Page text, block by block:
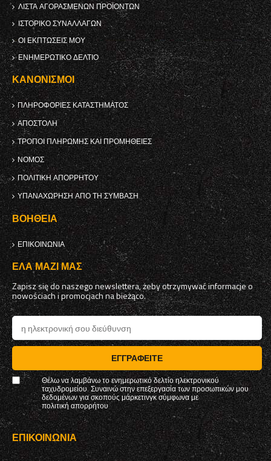
ΛΊΣΤΑ ΑΓΟΡΑΣΜΈΝΩΝ ΠΡΟΪΌΝΤΩΝ
ΙΣΤΟΡΙΚΌ ΣΥΝΑΛΛΑΓΏΝ
ΟΙ ΕΚΠΤΏΣΕΙΣ ΜΟΥ
ΕΝΗΜΕΡΩΤΙΚΌ ΔΕΛΤΊΟ
ΚΑΝΟΝΙΣΜΟΊ
ΠΛΗΡΟΦΟΡΊΕΣ ΚΑΤΑΣΤΉΜΑΤΟΣ
ΑΠΟΣΤΟΛΉ
ΤΡΌΠΟΙ ΠΛΗΡΩΜΉΣ ΚΑΙ ΠΡΟΜΉΘΕΙΕΣ
ΝΌΜΟΣ
ΠΟΛΙΤΙΚΉ ΑΠΟΡΡΉΤΟΥ
ΥΠΑΝΑΧΏΡΗΣΗ ΑΠΌ ΤΗ ΣΎΜΒΑΣΗ
ΒΟΉΘΕΙΑ
ΕΠΙΚΟΙΝΩΝΊΑ
ΈΛΑ ΜΑΖΊ ΜΑΣ
Zapisz się do naszego newslettera, żeby otrzymywać informacje o
nowościach i promocjach na bieżąco.
ΕΓΓΡΑΦΕΊΤΕ
Θέλω να λαμβάνω το ενημερωτικό δελτίο ηλεκτρονικού
ταχυδρομείου. Συναινώ στην επεξεργασία των προσωπικών μου
δεδομένων για σκοπούς μάρκετινγκ σύμφωνα με
πολιτική απορρήτου
ΕΠΙΚΟΙΝΩΝΊΑ